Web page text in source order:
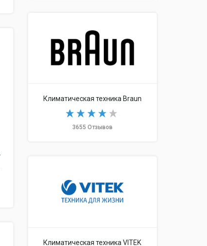
Климатическая техника Braun
3655 Отзывов
Климатическая техника VITEK